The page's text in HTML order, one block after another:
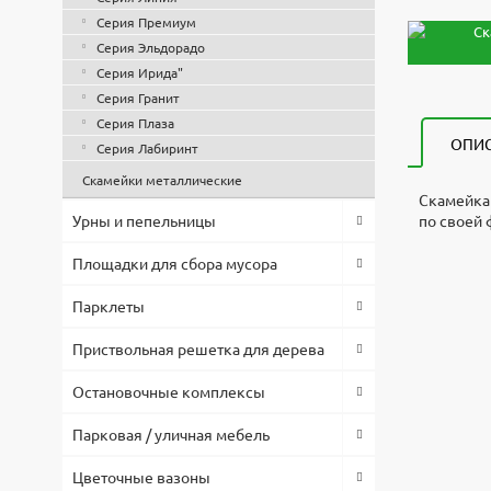
по своей
Серия Премиум
Серия Эльдорадо
Серия Ирида"
Серия Гранит
Серия Плаза
Серия Лабиринт
Скамейки металлические
Урны и пепельницы
Площадки для сбора мусора
Парклеты
Приствольная решетка для дерева
Остановочные комплексы
Парковая / уличная мебель
Цветочные вазоны